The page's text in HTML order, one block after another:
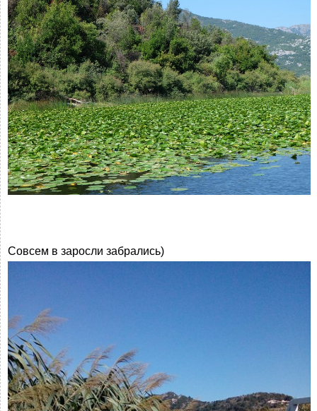
Совсем в заросли забрались)